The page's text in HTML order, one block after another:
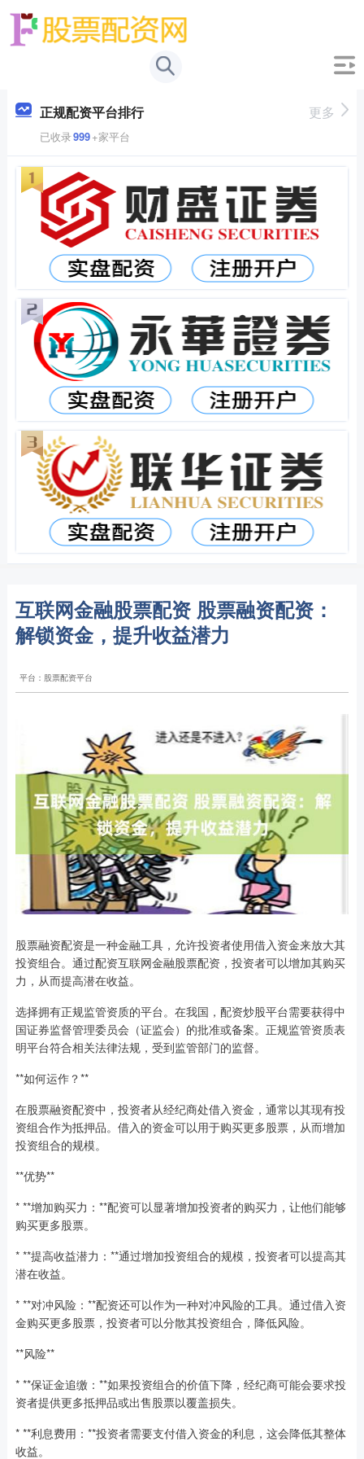
正规配资平台排行
已收录999+家平台
更多
互联网金融股票配资 股票融资配资：
解锁资金，提升收益潜力
平台：股票配资平台
股票融资配资是一种金融工具，允许投资者使用借入资金来放大其
投资组合。通过配资互联网金融股票配资，投资者可以增加其购买
力，从而提高潜在收益。
选择拥有正规监管资质的平台。在我国，配资炒股平台需要获得中
国证券监督管理委员会（证监会）的批准或备案。正规监管资质表
明平台符合相关法律法规，受到监管部门的监督。
**如何运作？**
在股票融资配资中，投资者从经纪商处借入资金，通常以其现有投
资组合作为抵押品。借入的资金可以用于购买更多股票，从而增加
投资组合的规模。
**优势**
* **增加购买力：**配资可以显著增加投资者的购买力，让他们能够
购买更多股票。
* **提高收益潜力：**通过增加投资组合的规模，投资者可以提高其
潜在收益。
* **对冲风险：**配资还可以作为一种对冲风险的工具。通过借入资
金购买更多股票，投资者可以分散其投资组合，降低风险。
**风险**
* **保证金追缴：**如果投资组合的价值下降，经纪商可能会要求投
资者提供更多抵押品或出售股票以覆盖损失。
* **利息费用：**投资者需要支付借入资金的利息，这会降低其整体
收益。